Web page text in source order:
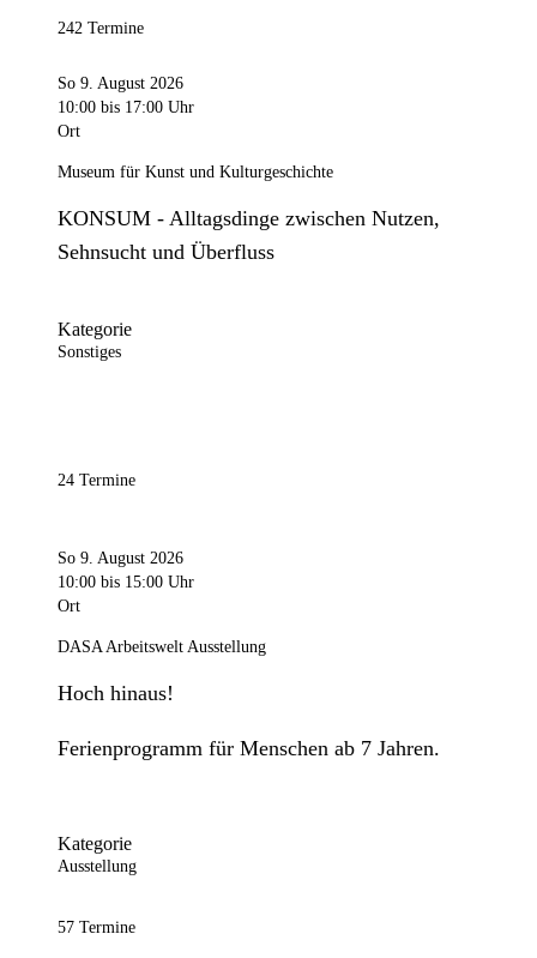
242 Termine
So 9. August 2026
10:00 bis 17:00 Uhr
Ort
Museum für Kunst und Kulturgeschichte
KONSUM - Alltagsdinge zwischen Nutzen,
Sehnsucht und Überfluss
Kategorie
Sonstiges
24 Termine
So 9. August 2026
10:00 bis 15:00 Uhr
Ort
DASA Arbeitswelt Ausstellung
Hoch hinaus!
Ferienprogramm für Menschen ab 7 Jahren.
Kategorie
Ausstellung
57 Termine